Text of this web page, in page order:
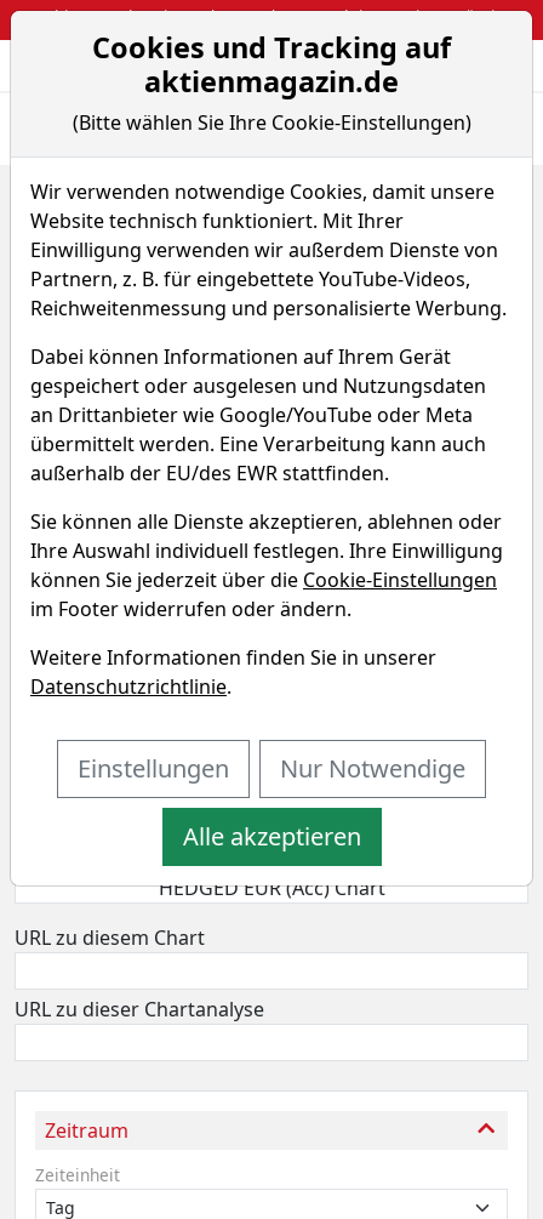
Webinar: So kassierst du trotzdem attraktive Optionsprämien
Aktien- und
Home
ETFs
AMUNDI ETF NASDAQ - 100 UCITS ETF - DAILY HEDGED E...
Chart-Tool
AMUNDI ETF NASDAQ - 100
UCITS ETF - DAILY HEDGED
EUR (Acc)
WKN A2H579 ISIN LU1681038599
ETF - DAILY HEDGED EUR (Acc)
Chart
URL zu diesem Chart
URL zu dieser Chartanalyse
Zeitraum
Zeiteinheit
Cookies und Tracking auf
aktienmagazin.de
(Bitte wählen Sie Ihre Cookie-Einstellungen)
Wir verwenden notwendige Cookies, damit unsere
Website technisch funktioniert. Mit Ihrer
Einwilligung verwenden wir außerdem Dienste von
Partnern, z. B. für eingebettete YouTube-Videos,
Reichweitenmessung und personalisierte Werbung.
Dabei können Informationen auf Ihrem Gerät
gespeichert oder ausgelesen und Nutzungsdaten
an Drittanbieter wie Google/YouTube oder Meta
übermittelt werden. Eine Verarbeitung kann auch
außerhalb der EU/des EWR stattfinden.
Sie können alle Dienste akzeptieren, ablehnen oder
Ihre Auswahl individuell festlegen. Ihre Einwilligung
können Sie jederzeit über die Cookie-Einstellungen
im Footer widerrufen oder ändern.
Weitere Informationen finden Sie in unserer
Datenschutzrichtlinie.
Einstellungen Nur Notwendige
Alle akzeptieren